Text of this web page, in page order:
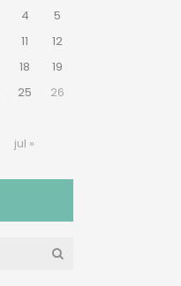
jul »
4
5
11
12
18
19
25
26